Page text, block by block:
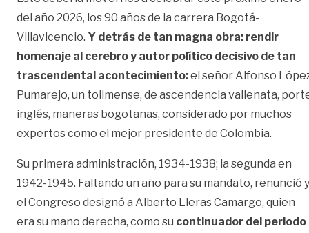
del año 2026, los 90 años de la carrera Bogotá-
Villavicencio. Y detrás de tan magna obra: rendir
homenaje al cerebro y autor político decisivo de tan
trascendental acontecimiento:el señor Alfonso
Pumarejo, un tolimense, de ascendencia vallenata,
inglés, maneras bogotanas, considerado por muchos
expertos como el mejor presidente de Colombia.
Su primera administración, 1934-1938; la segunda en
1942-1945. Faltando un año para su mandato, renunció y
el Congreso designó a Alberto Lleras Camargo, quien
era su mano derecha, como su continuador del periodo